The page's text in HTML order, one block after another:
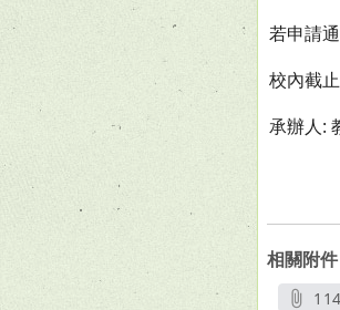
若申請
校內截
承辦人:
相關附件